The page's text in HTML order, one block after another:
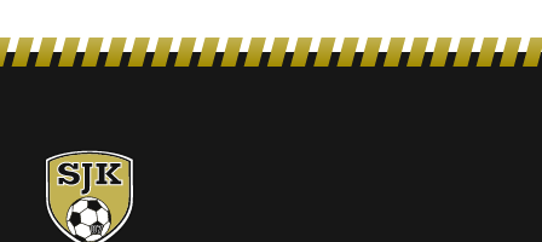
SJK-
juniorit